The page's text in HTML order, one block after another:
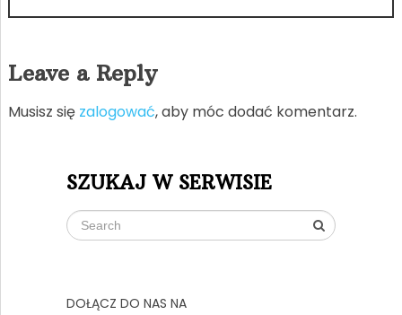
Leave a Reply
Musisz się zalogować, aby móc dodać komentarz.
SZUKAJ W SERWISIE
DOŁĄCZ DO NAS NA